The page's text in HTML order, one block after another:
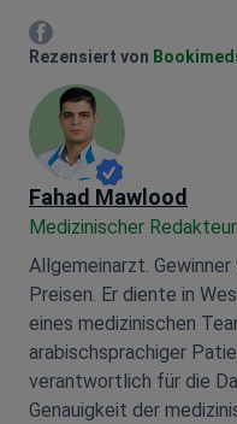
Mariia Mytrofankina
Rezensiert von
Fahad Mawlood
Medizinischer
Allgemeinarzt.
Preisen. Er diente in
eines medizinischen
arabischsprachiger
verantwortlich für die
Genauigkeit der